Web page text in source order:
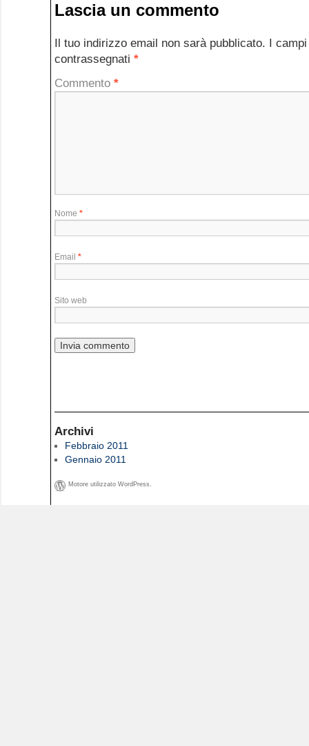
Lascia un commento
Il tuo indirizzo email non sarà pubblicato. I
contrassegnati *
Commento *
Nome *
Email *
Sito web
Archivi
Febbraio 2011
Gennaio 2011
Motore utilizzato WordPress.